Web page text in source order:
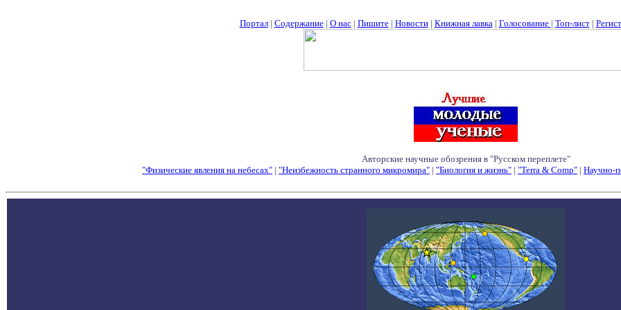
Портал| Содержание| О нас| Пишите| Новости| Книжная лавка| Голосование | Топ-лист|
Авторские научные обозрения в "Русском переплете"
"Физические явления на небесах" | "Неизбежность странного микромира" | "Биология и жизнь" | "Terra & Comp" | Научно-